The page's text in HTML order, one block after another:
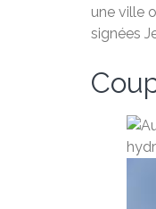
une ville
signées